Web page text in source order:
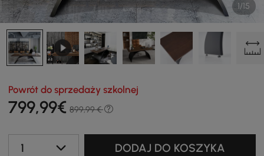
1/15
Powrót do sprzedaży szkolnej
799,99€ 899,99 €
1 DODAJ DO KOSZYKA